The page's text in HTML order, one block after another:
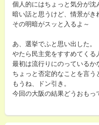
個人的にはちょっと気分が沈
暗い話と思うけど、情景がき
その明暗がスッと入るよ～
あ、選挙でふと思い出した。
やたら民主党をすすめてくる
最初は流行りにのっているか
ちょっと否定的なことを言
もうね、ドン引き。
今回の大阪の結果どうおも